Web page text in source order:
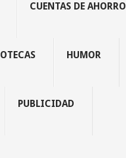
CUENTAS DE AHORRO
HUMOR
PUBLICIDAD